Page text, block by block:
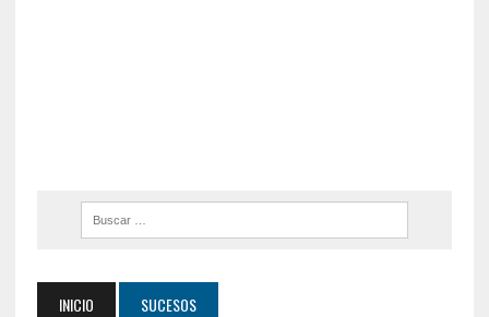
INICIO SUCESOS